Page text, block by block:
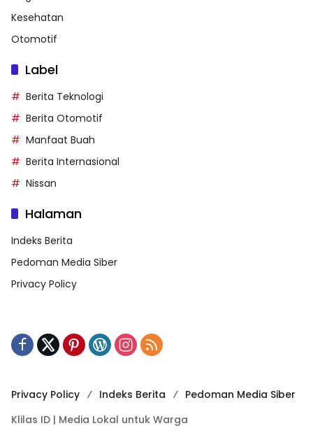
Kesehatan
Otomotif
Label
Berita Teknologi
Berita Otomotif
Manfaat Buah
Berita Internasional
Nissan
Halaman
Indeks Berita
Pedoman Media Siber
Privacy Policy
Privacy Policy Indeks Berita
Pedoman Media Siber
Klilas ID | Media Lokal untuk Warga